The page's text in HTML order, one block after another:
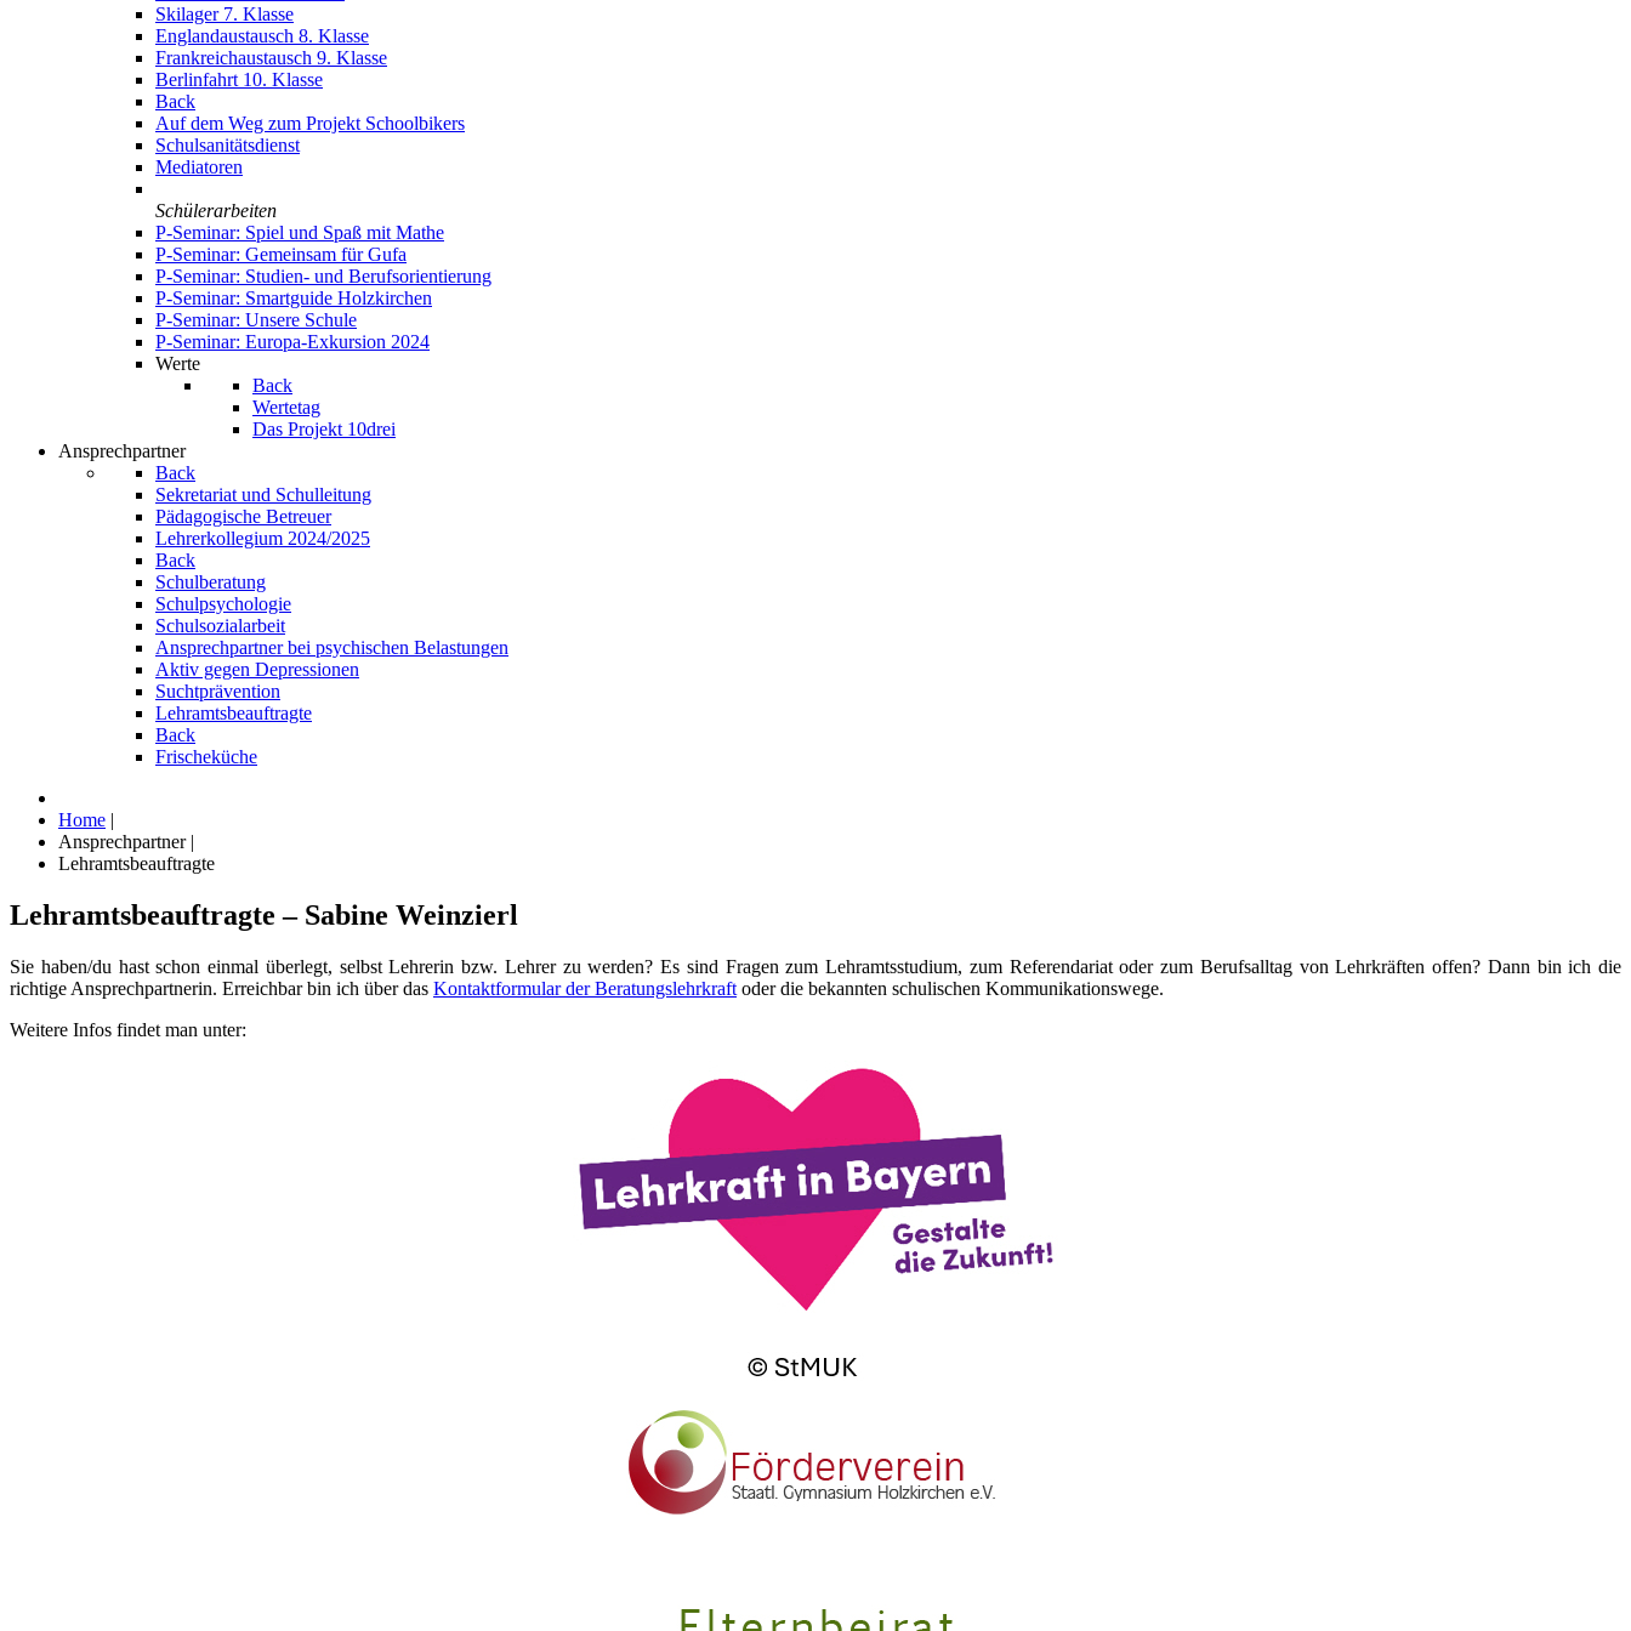
Skilager 7. Klasse
Englandaustausch 8. Klasse
Frankreichaustausch 9. Klasse
Berlinfahrt 10. Klasse
Back
Auf dem Weg zum Projekt Schoolbikers
Schulsanitätsdienst
Mediatoren
Schülerarbeiten
P-Seminar: Spiel und Spaß mit Mathe
P-Seminar: Gemeinsam für Gufa
P-Seminar: Studien- und Berufsorientierung
P-Seminar: Smartguide Holzkirchen
P-Seminar: Unsere Schule
P-Seminar: Europa-Exkursion 2024
Werte
Back
Wertetag
Das Projekt 10drei
Ansprechpartner
Back
Sekretariat und Schulleitung
Pädagogische Betreuer
Lehrerkollegium 2024/2025
Back
Schulberatung
Schulpsychologie
Schulsozialarbeit
Ansprechpartner bei psychischen Belastungen
Aktiv gegen Depressionen
Suchtprävention
Lehramtsbeauftragte
Back
Frischeküche
Home |
Ansprechpartner |
Lehramtsbeauftragte
Lehramtsbeauftragte – Sabine Weinzierl
Sie haben/du hast schon einmal überlegt, selbst Lehrerin bzw. Lehrer zu werden? Es sind Fragen zum Lehramtsstudium, zum Referendariat oder zum Berufsalltag von Lehrkräften offen? Dann bin ich die
richtige Ansprechpartnerin. Erreichbar bin ich über das Kontaktformular der Beratungslehrkraft oder die bekannten schulischen Kommunikationswege.
Weitere Infos findet man unter: